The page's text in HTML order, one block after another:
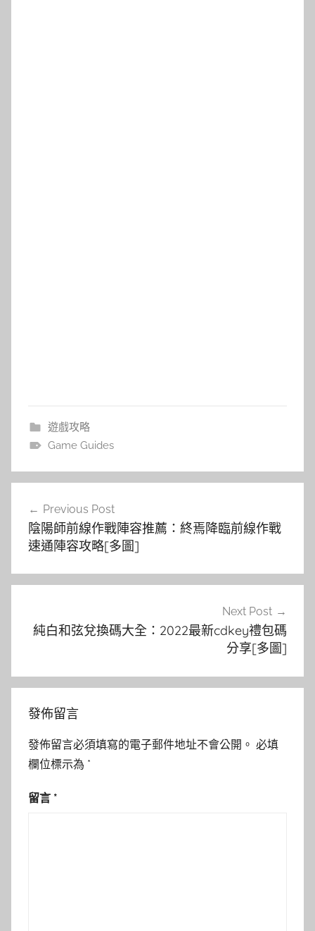
遊戲攻略
Game Guides
導
覽
Previous Post
陰陽師前線作戰陣容推薦：終焉降臨前線作戰
速通陣容攻略[多圖]
Next Post
純白和弦兌換碼大全：2022最新cdkey禮包碼
分享[多圖]
發佈留言
發佈留言必須填寫的電子郵件地址不會公開。 必填
欄位標示為 *
留言 *